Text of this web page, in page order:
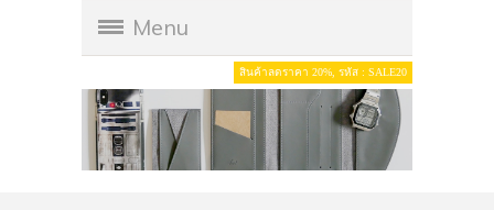
Menu
สินค้าลดราคา 20%, รหัส : SALE20